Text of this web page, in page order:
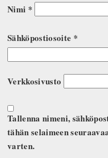
Nimi *
Sähköpostiosoite *
Verkkosivusto
Tallenna nimeni,
tähän selaimeen
varten.